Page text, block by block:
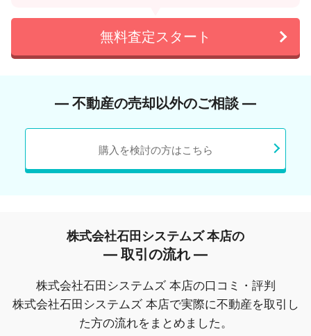
無料査定スタート
― 不動産の売却以外のご相談 ―
購入を検討の方はこちら
株式会社石田システムズ 本店の
― 取引の流れ ―
株式会社石田システムズ 本店の口コミ・評判
株式会社石田システムズ 本店で実際に不動産を取引し
た方の流れをまとめました。